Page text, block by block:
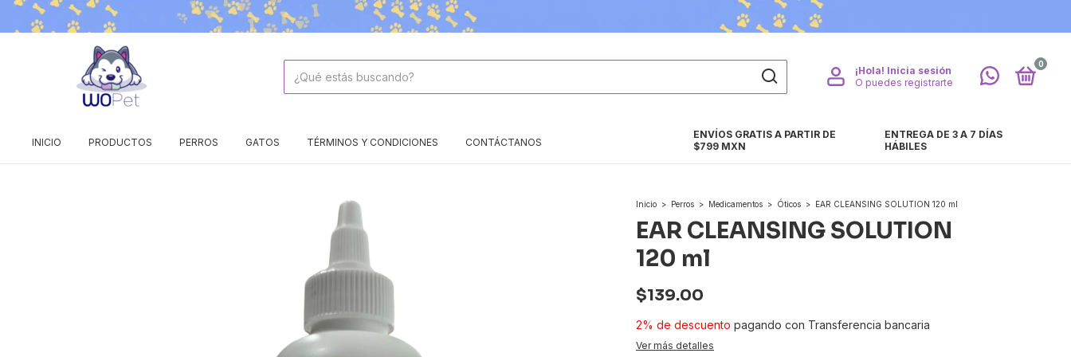
¡Hola! Inicia sesión
O puedes registrarte
0
INICIO PRODUCTOS PERROS GATOS TÉRMINOS Y CONDICIONES CONTÁCTANOS
ENVÍOS GRATIS A PARTIR DE
$799 MXN
ENTREGA DE 3 A 7 DÍAS
HÁBILES
Inicio > Perros > Medicamentos > Óticos > EAR CLEANSING SOLUTION 120 ml
EAR CLEANSING SOLUTION
120 ml
$139.00
2% de descuento pagando con Transferencia bancaria
Ver más detalles